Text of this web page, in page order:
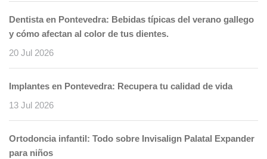
Dentista en Pontevedra: Bebidas típicas del verano gallego
y cómo afectan al color de tus dientes.
20 Jul 2026
Implantes en Pontevedra: Recupera tu calidad de vida
13 Jul 2026
Ortodoncia infantil: Todo sobre Invisalign Palatal Expander
para niños